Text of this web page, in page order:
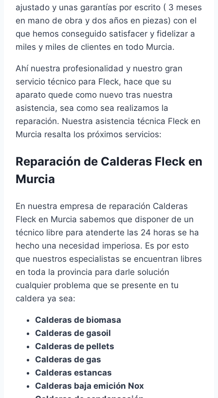
ajustado y unas garantías por escrito ( 3 meses
en mano de obra y dos años en piezas) con el
que hemos conseguido satisfacer y fidelizar a
miles y miles de clientes en todo Murcia.
Ahí nuestra profesionalidad y nuestro gran
servicio técnico para Fleck, hace que su
aparato quede como nuevo tras nuestra
asistencia, sea como sea realizamos la
reparación. Nuestra asistencia técnica Fleck en
Murcia resalta los próximos servicios:
Reparación de Calderas Fleck en
Murcia
En nuestra empresa de reparación Calderas
Fleck en Murcia sabemos que disponer de un
técnico libre para atenderte las 24 horas se ha
hecho una necesidad imperiosa. Es por esto
que nuestros especialistas se encuentran libres
en toda la provincia para darle solución
cualquier problema que se presente en tu
caldera ya sea:
Calderas de biomasa
Calderas de gasoil
Calderas de pellets
Calderas de gas
Calderas estancas
Calderas baja emición Nox